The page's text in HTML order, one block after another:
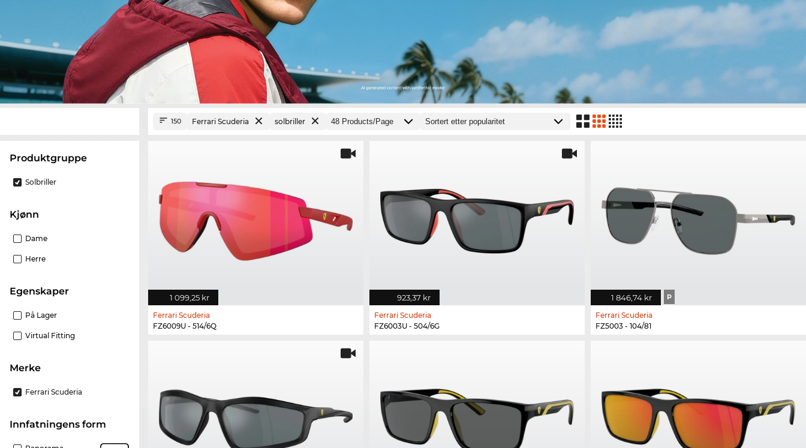
Produktgruppe
Solbriller
Kjønn
Dame
Herre
Egenskaper
På Lager
Virtual Fitting
merke
Ferrari Scuderia
Innfatningens form
150 Ferrari Scuderia solbriller
1 099,25 kr
Ferrari Scuderia
FZ6009U - 514/6Q
923,37 kr
Ferrari Scuderia
FZ6003U - 504/6G
1 846,74 kr P
Ferrari Scuderia
FZ5003 - 104/81